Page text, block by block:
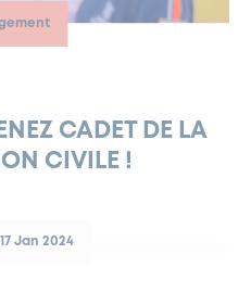
NATURELLE
LIBRE
CADET DE LA
CIVILE !
Jan 2024